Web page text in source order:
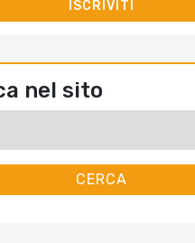
nel sito